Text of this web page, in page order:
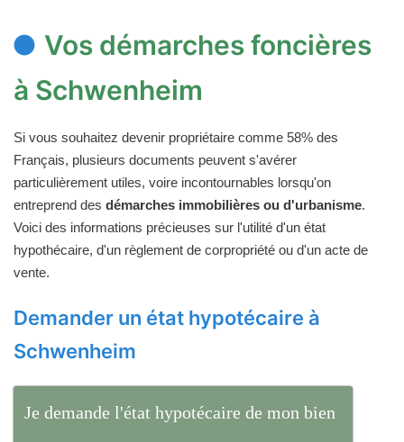
Vos démarches foncières
à Schwenheim
Si vous souhaitez devenir propriétaire comme 58% des
Français, plusieurs documents peuvent s'avérer
particulièrement utiles, voire incontournables lorsqu'on
entreprend des démarches immobilières ou d'urbanisme.
Voici des informations précieuses sur l'utilité d'un état
hypothécaire, d'un règlement de corpropriété ou d'un acte de
vente.
Demander un état hypotécaire à
Schwenheim
Je demande l'état hypotécaire de mon bien